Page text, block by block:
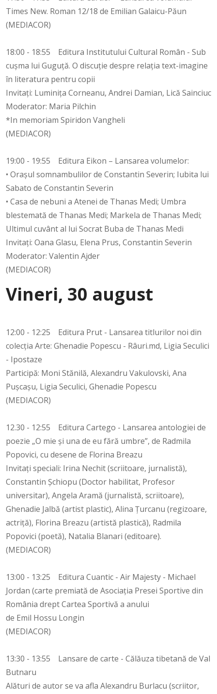
Times New. Roman 12/18 de Emilian Galaicu-Păun
(MEDIACOR)
18:00 - 18:55 Editura Institutului Cultural Român - Sub
cușma lui Guguță. O discuție despre relația text-imagine
în literatura pentru copii
Invitați: Luminița Corneanu, Andrei Damian, Lică Sainciuc
Moderator: Maria Pilchin
*In memoriam Spiridon Vangheli
(MEDIACOR)
19:00 - 19:55 Editura Eikon – Lansarea volumelor:
• Orașul somnambulilor de Constantin Severin; Iubita lui
Sabato de Constantin Severin
• Casa de nebuni a Atenei de Thanas Medi; Umbra
blestemată de Thanas Medi; Markela de Thanas Medi;
Ultimul cuvânt al lui Socrat Buba de Thanas Medi
Invitați: Oana Glasu, Elena Prus, Constantin Severin
Moderator: Valentin Ajder
(MEDIACOR)
Vineri, 30 august
12:00 - 12:25 Editura Prut - Lansarea titlurilor noi din
colecția Arte: Ghenadie Popescu - Râuri.md, Ligia Seculici
- Ipostaze
Participă: Moni Stănilă, Alexandru Vakulovski, Ana
Pușcașu, Ligia Seculici, Ghenadie Popescu
(MEDIACOR)
12.30 - 12:55 Editura Cartego - Lansarea antologiei de
poezie „O mie și una de eu fără umbre”, de Radmila
Popovici, cu desene de Florina Breazu
Invitați speciali: Irina Nechit (scriitoare, jurnalistă),
Constantin Șchiopu (Doctor habilitat, Profesor
universitar), Angela Aramă (jurnalistă, scriitoare),
Ghenadie Jalbă (artist plastic), Alina Țurcanu (regizoare,
actriță), Florina Breazu (artistă plastică), Radmila
Popovici (poetă), Natalia Blanari (editoare).
(MEDIACOR)
13:00 - 13:25 Editura Cuantic - Air Majesty - Michael
Jordan (carte premiată de Asociația Presei Sportive din
România drept Cartea Sportivă a anului
de Emil Hossu Longin
(MEDIACOR)
13:30 - 13:55 Lansare de carte - Călăuza tibetană de Val
Butnaru
Alături de autor se va afla Alexandru Burlacu (scriitor,